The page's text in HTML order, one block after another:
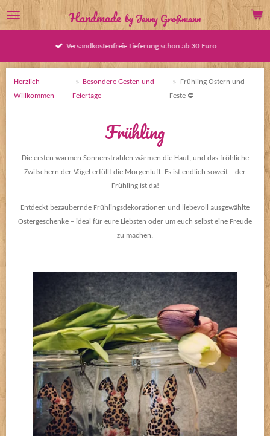
Zum
Hauptinhalt
Handmade by Jenny Großmann
Blaulicht Accessoires im Shop erhältlich
Herzlich
Willkommen
» Besondere Gesten und
Feiertage
»
Frühling Ostern und
Feste ⛔️
Frühling
Die ersten warmen Sonnenstrahlen wärmen die Haut, und das fröhliche
Zwitschern der Vögel erfüllt die Morgenluft. Es ist endlich soweit – der
Frühling ist da!
Entdeckt bezaubernde Frühlingsdekorationen und liebevoll ausgewählte
Ostergeschenke – ideal für eure Liebsten oder um euch selbst eine Freude
zu machen.